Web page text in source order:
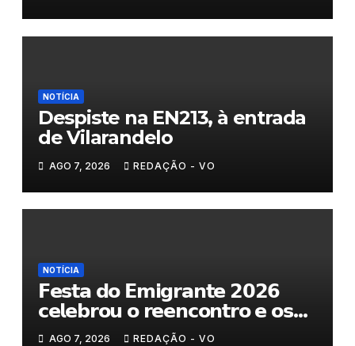
NOTÍCIA
Despiste na EN213, à entrada
de Vilarandelo
AGO 7, 2026 REDAÇÃO - VO
NOTÍCIA
𝗙𝗲𝘀𝘁𝗮 𝗱𝗼 𝗘𝗺𝗶𝗴𝗿𝗮𝗻𝘁𝗲 𝟮𝟬𝟮𝟲
𝗰𝗲𝗹𝗲𝗯𝗿𝗼𝘂 𝗼 𝗿𝗲𝗲𝗻𝗰𝗼𝗻𝘁𝗿𝗼 𝗲 𝗼𝘀
𝗹𝗮𝗰̧𝗼𝘀 𝗾𝘂𝗲 𝘂𝗻𝗲𝗺 𝗠𝘂𝗿𝗰̧𝗮
AGO 7, 2026 REDAÇÃO - VO